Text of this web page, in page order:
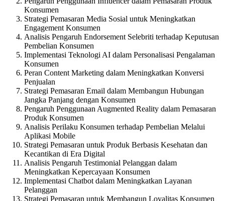
Konsumen
Strategi Pemasaran Media Sosial untuk Meningkatkan
Engagement Konsumen
Analisis Pengaruh Endorsement Selebriti terhadap Keputusan
Pembelian Konsumen
Implementasi Teknologi AI dalam Personalisasi Pengalaman
Konsumen
Peran Content Marketing dalam Meningkatkan Konversi
Penjualan
Strategi Pemasaran Email dalam Membangun Hubungan
Jangka Panjang dengan Konsumen
Pengaruh Penggunaan Augmented Reality dalam Pemasaran
Produk Konsumen
Analisis Perilaku Konsumen terhadap Pembelian Melalui
Aplikasi Mobile
Strategi Pemasaran untuk Produk Berbasis Kesehatan dan
Kecantikan di Era Digital
Analisis Pengaruh Testimonial Pelanggan dalam
Meningkatkan Kepercayaan Konsumen
Implementasi Chatbot dalam Meningkatkan Layanan
Pelanggan
Strategi Pemasaran untuk Membangun Loyalitas Konsumen